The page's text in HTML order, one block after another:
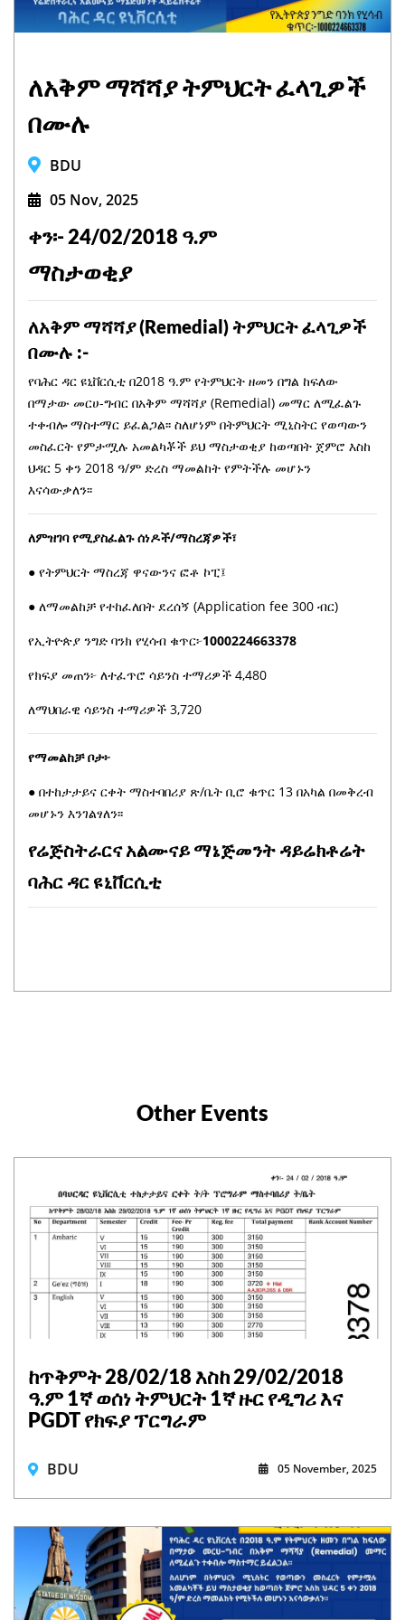
ለአቅም ማሻሻያ ትምህርት ፈላጊዎች
በሙሉ
BDU
05 Nov, 2025
ቀን፡- 24/02/2018 ዓ.ም
ማስታወቂያ
ለአቅም ማሻሻያ (Remedial) ትምህርት ፈላጊዎች
በሙሉ :-
የባሕር ዳር ዩኒቨርሲቲ በ2018 ዓ.ም የትምህርት ዘመን በግል ከፍለው
በማታው መርሀ-ግብር በአቅም ማሻሻያ (Remedial) መማር ለሚፈልጉ
ተቀብሎ ማስተማር ይፈልጋል፡፡ ስለሆነም በትምህርት ሚኒስትር የወጣውን
መስፈርት የምታሟሉ አመልካቾች ይህ ማስታወቂያ ከወጣበት ጀምሮ እስከ
ህዳር 5 ቀን 2018 ዓ/ም ድረስ ማመልከት የምትችሉ መሆኑን
እናሳውቃለን፡፡
ለምዝገባ የሚያስፈልጉ ሰነዶች/ማስረጃዎች፣
● የትምህርት ማስረጃ ዋናውንና ፎቶ ኮፒ፤
● ለማመልከቻ የተከፈለበት ደረሰኝ (Application fee 300 ብር)
የኢትዮጵያ ንግድ ባንክ የሂሳብ ቁጥር፦1000224663378
የክፍያ መጠን፦ ለተፈጥሮ ሳይንስ ተማሪዎች 4,480
ለማህበራዊ ሳይንስ ተማሪዎች 3,720
የማመልከቻ ቦታ፦
● በተከታታይና ርቀት ማስተባበሪያ ጽ/ቤት ቢሮ ቁጥር 13 በአካል በመቅረብ
መሆኑን እንገልፃለን፡፡
የሬጅስትራርና አልሙናይ ማኔጅመንት ዳይሬክቶሬት
ባሕር ዳር ዩኒቨርሲቲ
Other Events
ከጥቅምት 28/02/18 እስከ 29/02/2018
ዓ.ም 1ኛ ወሰነ ትምህርት 1ኛ ዙር የዲግሪ እና
PGDT የክፍያ ፕርግራም
BDU 05 November, 2025